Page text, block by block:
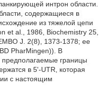
интрон области.
содержащиеся в
из тяжелой цепи
et al., 1986, Biochemistry 25,
J. 2(8), 1373-1378; ее
PharMingen)). В
границы
в 5'-UTR, которая
с настоящим